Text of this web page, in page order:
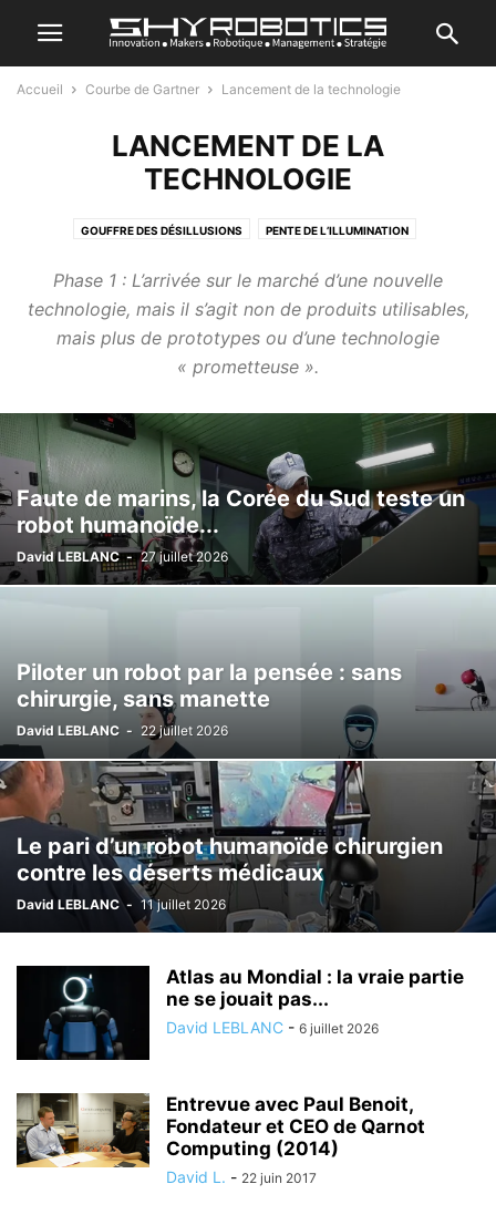
Accueil Courbe de Gartner Lancement de la technologie
LANCEMENT DE LA
TECHNOLOGIE
GOUFFRE DES DÉSILLUSIONS PENTE DE L’ILLUMINATION
Phase 1 : L’arrivée sur le marché d’une nouvelle
technologie, mais il s’agit non de produits utilisables,
mais plus de prototypes ou d’une technologie
« prometteuse ».
Faute de marins, la Corée du Sud teste un
robot humanoïde...
David LEBLANC - 27 juillet 2026
Piloter un robot par la pensée : sans
chirurgie, sans manette
David LEBLANC - 22 juillet 2026
Le pari d’un robot humanoïde chirurgien
contre les déserts médicaux
David LEBLANC - 11 juillet 2026
Atlas au Mondial : la vraie partie
ne se jouait pas...
David LEBLANC - 6 juillet 2026
Entrevue avec Paul Benoit,
Fondateur et CEO de Qarnot
Computing (2014)
David L. - 22 juin 2017